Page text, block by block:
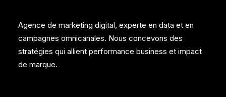
Agence de marketing digital, experte en data et en
campagnes omnicanales. Nous concevons des
stratégies qui allient performance business et impact
de marque.